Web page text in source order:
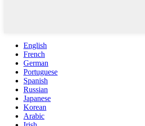
English
French
German
Portuguese
Spanish
Russian
Japanese
Korean
Arabic